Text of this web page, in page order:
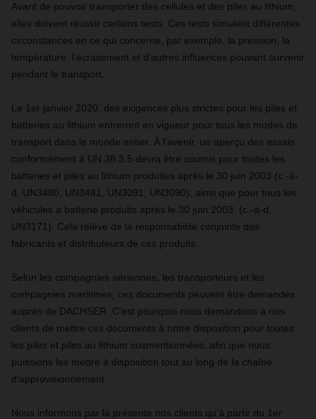
Avant de pouvoir transporter des cellules et des piles au lithium,
elles doivent réussir certains tests. Ces tests simulent différentes
circonstances en ce qui concerne, par exemple, la pression, la
température, l'écrasement et d'autres influences pouvant survenir
pendant le transport.
Le 1er janvier 2020, des exigences plus strictes pour les piles et
batteries au lithium entreront en vigueur pour tous les modes de
transport dans le monde entier. À l'avenir, un aperçu des essais
conformément à UN 38.3.5 devra être soumis pour toutes les
batteries et piles au lithium produites après le 30 juin 2003 (c.-à-
d. UN3480, UN3481, UN3091, UN3090), ainsi que pour tous les
véhicules à batterie produits après le 30 juin 2003 (c.-à-d.
UN3171). Cela relève de la responsabilité conjointe des
fabricants et distributeurs de ces produits.
Selon les compagnies aériennes, les transporteurs et les
compagnies maritimes, ces documents peuvent être demandés
auprès de DACHSER. C'est pourquoi nous demandons à nos
clients de mettre ces documents à notre disposition pour toutes
les piles et piles au lithium susmentionnées, afin que nous
puissions les mettre à disposition tout au long de la chaîne
d'approvisionnement.
Nous informons par la présente nos clients qu'à partir du 1er